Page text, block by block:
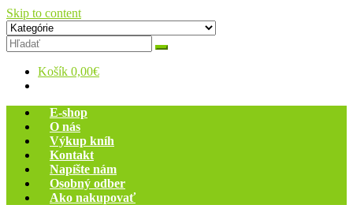
Skip to content
Zelený dom
Antikvariát
Košík 0,00€
E-shop
O nás
Výkup kníh
Kontakt
Napíšte nám
Osobný odber
Ako nakupovať